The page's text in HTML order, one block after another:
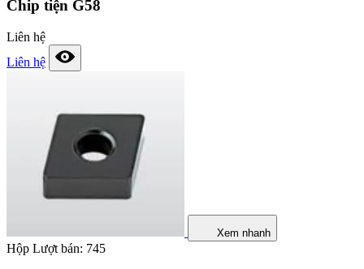
Chip tiện G58
Liên hệ
Liên hệ
Xem nhanh
Hộp Lượt bán: 745